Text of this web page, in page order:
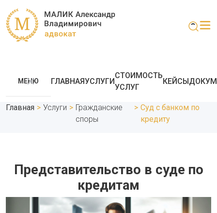
МЕНЮ ГЛАВНАЯУСЛУГИ
СТОИМОСТЬ
УСЛУГ
КЕЙСЫ
Главная > Услуги > Гражданские
споры
> Суд с банком по
кредиту
Представительство в суде по
кредитам